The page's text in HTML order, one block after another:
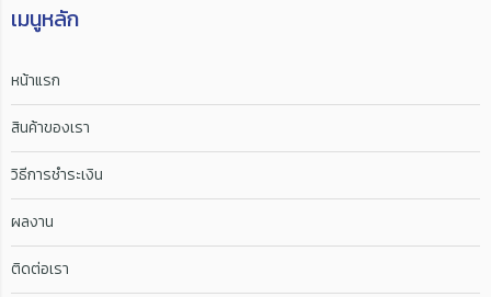
เมนูหลัก
หน้าแรก
สินค้าของเรา
วิธีการชำระเงิน
ผลงาน
ติดต่อเรา